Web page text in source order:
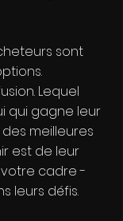
sont
Lequel
qui gagne leur
meilleures
est de leur
cadre -
leurs défis.